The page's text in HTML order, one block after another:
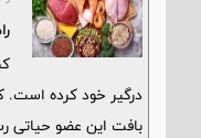
درگیر خود کرده است.
بافت این عضو حیاتی